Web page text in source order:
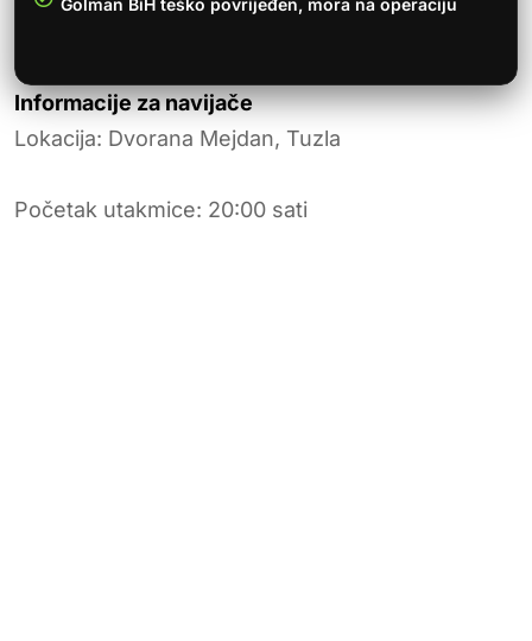
Informacije za navijače
Lokacija: Dvorana Mejdan, Tuzla
Početak utakmice: 20:00 sati